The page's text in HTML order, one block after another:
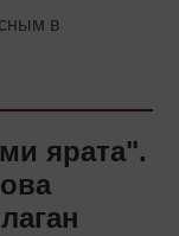
в
ярата".